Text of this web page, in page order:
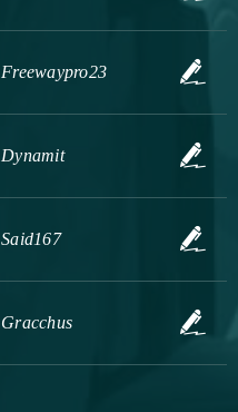
Freewaypro23
Dynamit
Said167
Gracchus